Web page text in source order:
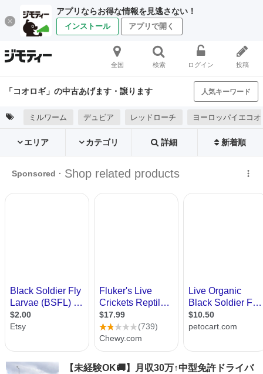
アプリならお得な情報を見逃さない！
インストール アプリで開く
全国 検索 ログイン 投稿
「コオロギ」の中古あげます・譲ります 人気キーワード
ミルワーム デュビア レッドローチ ヨーロッパイエコ
エリア カテゴリ 詳細 新着順
【未経験OK🚚】月収30万↑中型免許ドライバ